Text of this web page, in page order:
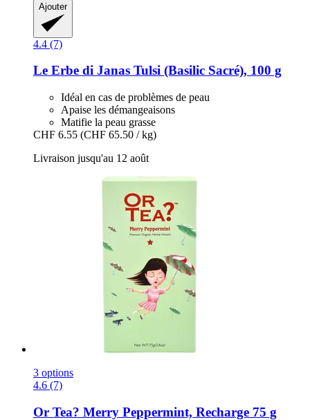
Ajouter
4.4 (7)
Le Erbe di Janas Tulsi (Basilic Sacré), 100 g
Idéal en cas de problèmes de peau
Apaise les démangeaisons
Matifie la peau grasse
CHF 6.55 (CHF 65.50 / kg)
Livraison jusqu'au 12 août
3 options
4.6 (7)
Or Tea? Merry Peppermint, Recharge 75 g